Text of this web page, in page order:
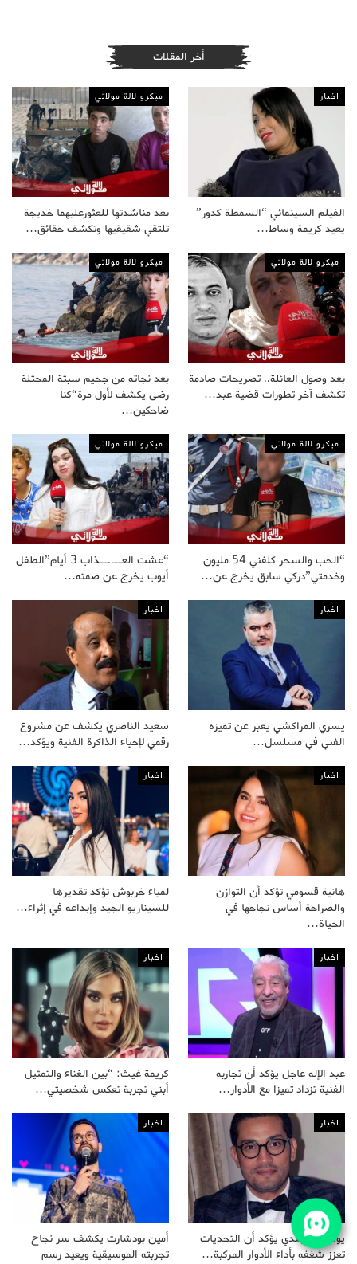
أخر المقلات
اخبار
الفيلم السينمائي “السمطة كدور”
يعيد كريمة وساط…
ميكرو لالة مولاتي
بعد مناشدتها للعثورعليهما خديجة
تلتقي شقيقيها وتكشف حقائق…
ميكرو لالة مولاتي
بعد وصول العائلة.. تصريحات صادمة
تكشف آخر تطورات قضية عبد…
ميكرو لالة مولاتي
بعد نجاته من جحيم سبتة المحتلة
رضى يكشف لأول مرة“كنا
ضاحكين…
ميكرو لالة مولاتي
“الحب والسحر كلفني 54 مليون
وخدمتي”دركي سابق يخرج عن…
ميكرو لالة مولاتي
“عشت العــ..ــذاب 3 أيام”الطفل
أيوب يخرج عن صمته…
اخبار
يسري المراكشي يعبر عن تميزه
الفني في مسلسل…
اخبار
سعيد الناصري يكشف عن مشروع
رقمي لإحياء الذاكرة الفنية ويؤكد…
اخبار
هانية قسومي تؤكد أن التوازن
والصراحة أساس نجاحها في
الحياة…
اخبار
لمياء خربوش تؤكد تقديرها
للسيناريو الجيد وإبداعه في إثراء…
اخبار
عبد الإله عاجل يؤكد أن تجاربه
الفنية تزداد تميزا مع الأدوار…
اخبار
كريمة غيث: “بين الغناء والتمثيل
أبني تجربة تعكس شخصيتي…
اخبار
يوسف الجندي يؤكد أن التحديات
تعزز شغفه بأداء الأدوار المركبة…
اخبار
أمين بودشارت يكشف سر نجاح
تجربته الموسيقية ويعيد رسم